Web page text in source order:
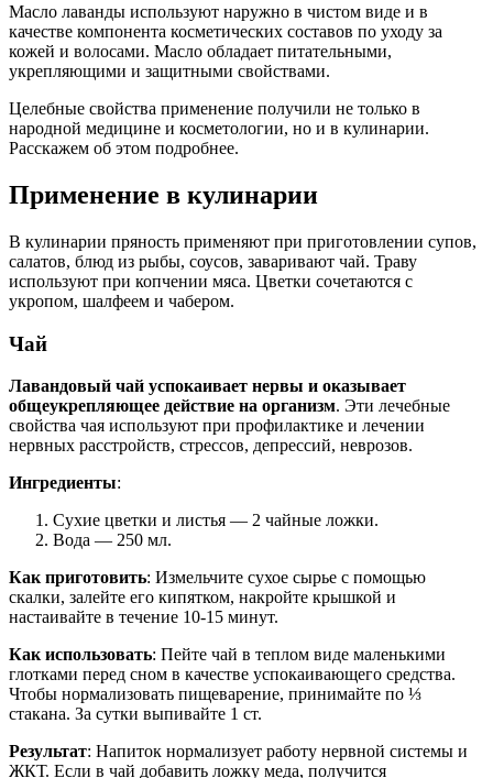
Масло лаванды используют наружно в чистом виде и в
качестве компонента косметических составов по уходу за
кожей и волосами. Масло обладает питательными,
укрепляющими и защитными свойствами.
Целебные свойства применение получили не только в
народной медицине и косметологии, но и в кулинарии.
Расскажем об этом подробнее.
Применение в кулинарии
В кулинарии пряность применяют при приготовлении супов,
салатов, блюд из рыбы, соусов, заваривают чай. Траву
используют при копчении мяса. Цветки сочетаются с
укропом, шалфеем и чабером.
Чай
Лавандовый чай успокаивает нервы и оказывает
общеукрепляющее действие на организм. Эти лечебные
свойства чая используют при профилактике и лечении
нервных расстройств, стрессов, депрессий, неврозов.
Ингредиенты:
Сухие цветки и листья — 2 чайные ложки.
Вода — 250 мл.
Как приготовить: Измельчите сухое сырье с помощью
скалки, залейте его кипятком, накройте крышкой и
настаивайте в течение 10-15 минут.
Как использовать: Пейте чай в теплом виде маленькими
глотками перед сном в качестве успокаивающего средства.
Чтобы нормализовать пищеварение, принимайте по ⅓
стакана. За сутки выпивайте 1 ст.
Результат: Напиток нормализует работу нервной системы и
ЖКТ. Если в чай добавить ложку меда, получится